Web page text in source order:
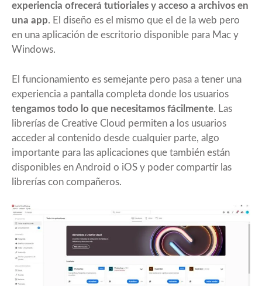
experiencia ofrecerá tutioriales y acceso a archivos en
una app. El diseño es el mismo que el de la web pero
en una aplicación de escritorio disponible para Mac y
Windows.
El funcionamiento es semejante pero pasa a tener una
experiencia a pantalla completa donde los usuarios
tengamos todo lo que necesitamos fácilmente. Las
librerías de Creative Cloud permiten a los usuarios
acceder al contenido desde cualquier parte, algo
importante para las aplicaciones que también están
disponibles en Android o iOS y poder compartir las
librerías con compañeros.